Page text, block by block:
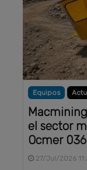
Equipos
el sector
Ocmer
27/Jul/2026